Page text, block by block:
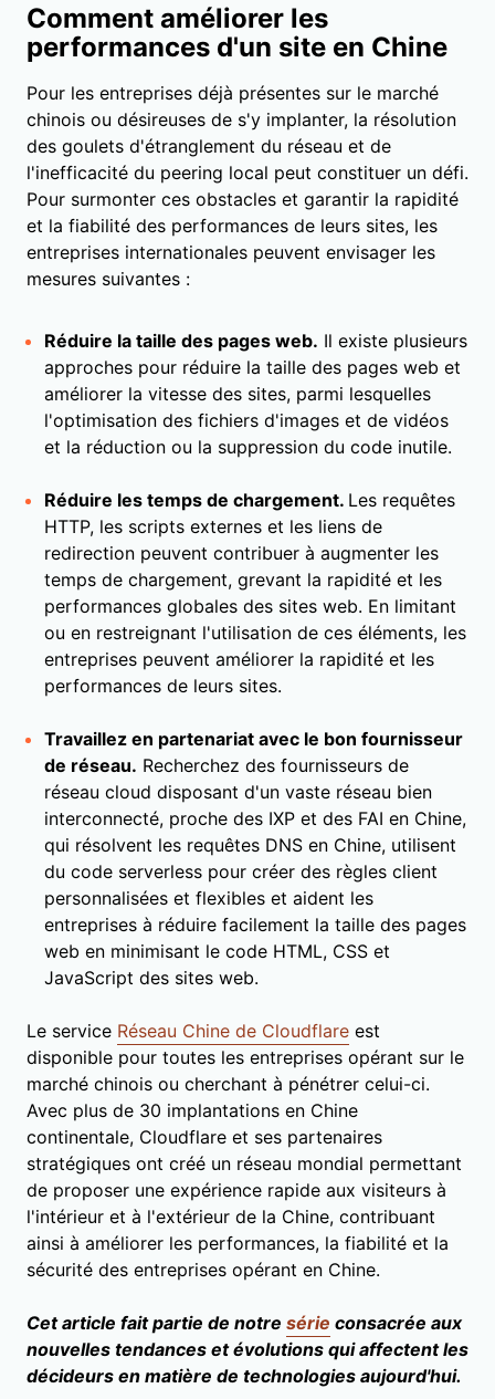
Comment améliorer les
performances d'un site en Chine
Pour les entreprises déjà présentes sur le marché
chinois ou désireuses de s'y implanter, la résolution
des goulets d'étranglement du réseau et de
l'inefficacité du peering local peut constituer un défi.
Pour surmonter ces obstacles et garantir la rapidité
et la fiabilité des performances de leurs sites, les
entreprises internationales peuvent envisager les
mesures suivantes :
Réduire la taille des pages web. Il existe plusieurs
approches pour réduire la taille des pages web et
améliorer la vitesse des sites, parmi lesquelles
l'optimisation des fichiers d'images et de vidéos
et la réduction ou la suppression du code inutile.
Réduire les temps de chargement. Les requêtes
HTTP, les scripts externes et les liens de
redirection peuvent contribuer à augmenter les
temps de chargement, grevant la rapidité et les
performances globales des sites web. En limitant
ou en restreignant l'utilisation de ces éléments, les
entreprises peuvent améliorer la rapidité et les
performances de leurs sites.
Travaillez en partenariat avec le bon fournisseur
de réseau. Recherchez des fournisseurs de
réseau cloud disposant d'un vaste réseau bien
interconnecté, proche des IXP et des FAI en Chine,
qui résolvent les requêtes DNS en Chine, utilisent
du code serverless pour créer des règles client
personnalisées et flexibles et aident les
entreprises à réduire facilement la taille des pages
web en minimisant le code HTML, CSS et
JavaScript des sites web.
Le service Réseau Chine de Cloudflare est
disponible pour toutes les entreprises opérant sur le
marché chinois ou cherchant à pénétrer celui-ci.
Avec plus de 30 implantations en Chine
continentale, Cloudflare et ses partenaires
stratégiques ont créé un réseau mondial permettant
de proposer une expérience rapide aux visiteurs à
l'intérieur et à l'extérieur de la Chine, contribuant
ainsi à améliorer les performances, la fiabilité et la
sécurité des entreprises opérant en Chine.
Cet article fait partie de notre série consacrée aux
nouvelles tendances et évolutions qui affectent les
décideurs en matière de technologies aujourd'hui.